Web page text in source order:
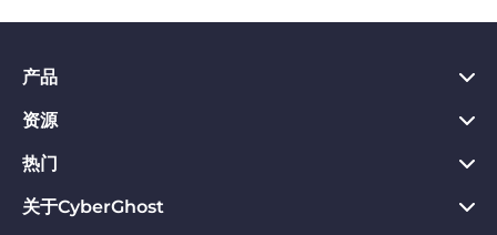
产品
PC VPN应用
Chrome VPN应用
Mac VPN应用
资源
VPN是什么
Privacy Hub
热门
CyberGhost VPN评价
关于CyberGhost